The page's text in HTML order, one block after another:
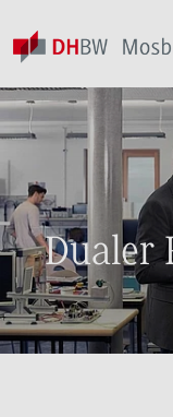
Dualer